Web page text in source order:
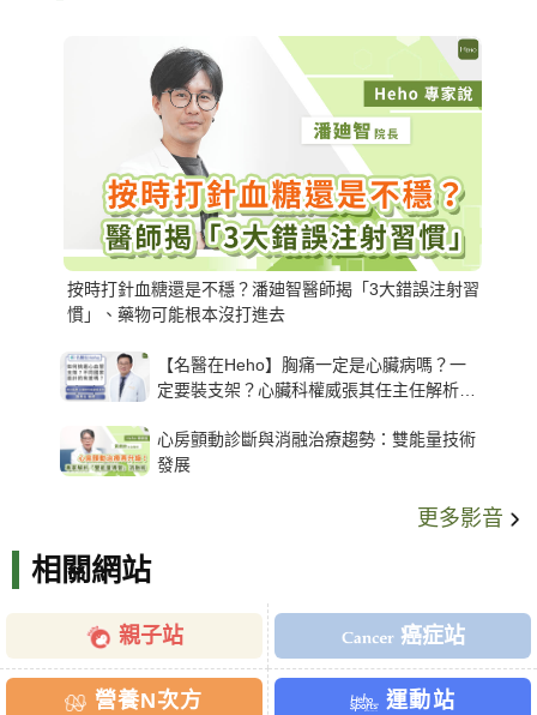
按時打針血糖還是不穩？潘廸智醫師揭「3大錯誤注射習
慣」、藥物可能根本沒打進去
【名醫在Heho】胸痛一定是心臟病嗎？一
定要裝支架？心臟科權威張其任主任解析支
心房顫動診斷與消融治療趨勢：雙能量技術
發展
更多影音
相關網站
親子站 癌症站
營養N次方 運動站